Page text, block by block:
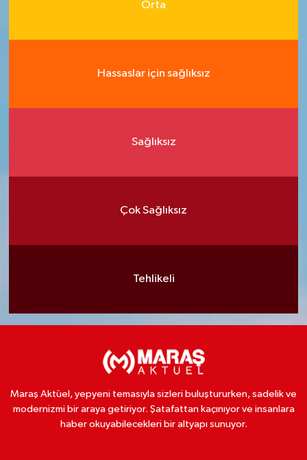
Orta
Hassaslar için sağlıksız
Sağlıksız
Çok Sağlıksız
Tehlikeli
Maraş Aktüel, yepyeni temasıyla sizleri buluştururken, sadelik ve
modernizmi bir araya getiriyor. Şatafattan kaçınıyor ve insanlara
haber okuyabilecekleri bir altyapı sunuyor.